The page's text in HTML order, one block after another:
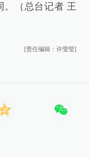
。（总台记者 王
[责任编辑：许莹莹]